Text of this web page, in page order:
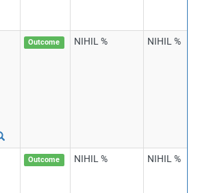
Outcome NIHIL % NIHIL %
Outcome NIHIL % NIHIL %